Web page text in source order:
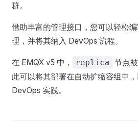
群。
借助丰富的管理接口，您可以轻松
理，并将其纳入 DevOps 流程。
在 EMQX v5 中， replica 节点
此可以将其部署在自动扩缩容组中
DevOps 实践。